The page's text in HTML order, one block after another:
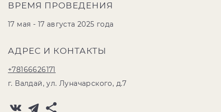
ВРЕМЯ ПРОВЕДЕНИЯ
17 мая - 17 августа 2025 года
АДРЕС И КОНТАКТЫ
+78166626171
г. Валдай, ул. Луначарского, д.7